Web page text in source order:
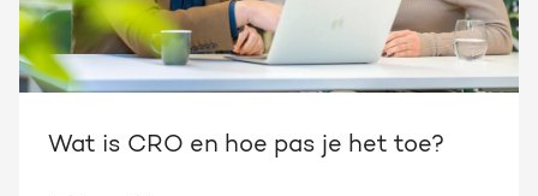
Wat is CRO en hoe pas je het toe?